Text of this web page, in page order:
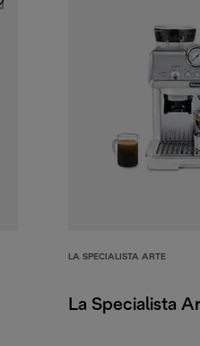
LA SPECIALISTA ARTE
La Specialista